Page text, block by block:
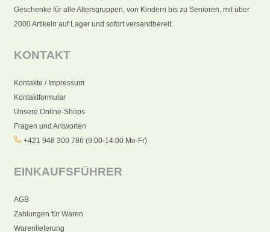
Geschenke für alle Altersgruppen, von Kindern bis zu Senioren, mit über
2000 Artikeln auf Lager und sofort versandbereit.
KONTAKT
Kontakte / Impressum
Kontaktformular
Unsere Online-Shops
Fragen und Antworten
+421 948 300 786 (9:00-14:00 Mo-Fr)
EINKAUFSFÜHRER
AGB
Zahlungen für Waren
Warenlieferung